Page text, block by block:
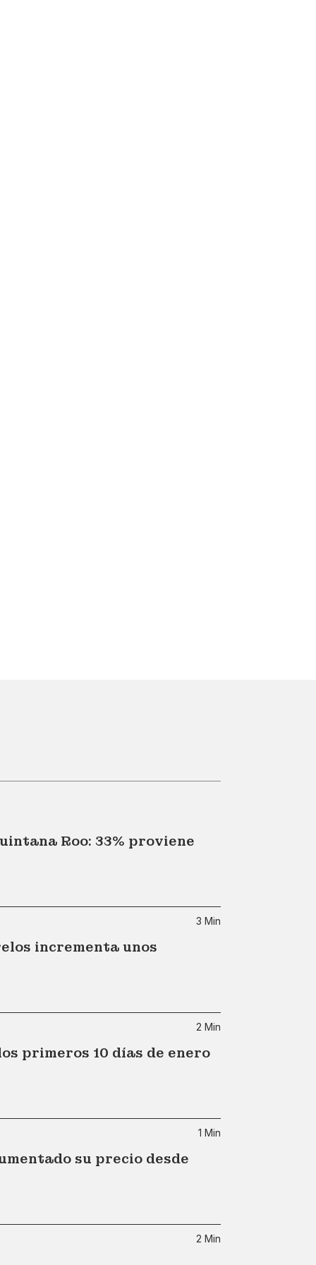
Roo: 33% proviene
3 Min
incrementa unos
2 Min
primeros 10 días de enero
1 Min
su precio desde
2 Min